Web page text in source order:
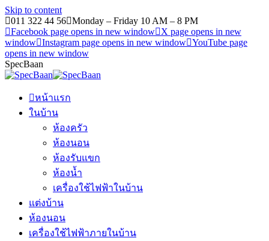
Skip to content
011 322 44 56 Monday – Friday 10 AM – 8 PM
Facebook page opens in new window
X page opens in new
window Instagram page opens in new window YouTube page
opens in new window
SpecBaan
หน้าแรก
ในบ้าน
ห้องครัว
ห้องนอน
ห้องรับแขก
ห้องน้ำ
เครื่องใช้ไฟฟ้าในบ้าน
แต่งบ้าน
ห้องนอน
เครื่องใช้ไฟฟ้าภายในบ้าน